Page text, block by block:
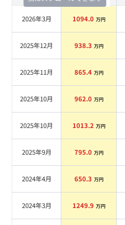
2026年3月 1094.0 万円
2025年12月 938.3 万円
2025年11月 865.4 万円
2025年10月 962.0 万円
2025年10月 1013.2 万円
2025年9月 795.0 万円
2024年4月 650.3 万円
2024年3月 1249.9 万円